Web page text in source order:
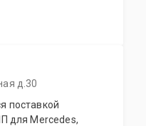
д.30
поставкой
для Mercedes,